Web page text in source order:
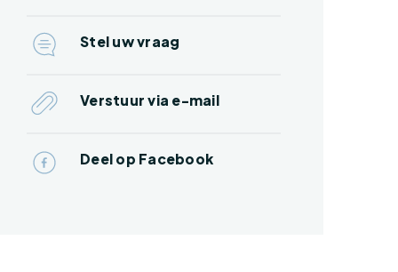
Stel uw vraag
Verstuur via e-mail
Deel op Facebook